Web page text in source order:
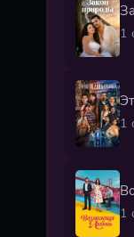
1
1
1